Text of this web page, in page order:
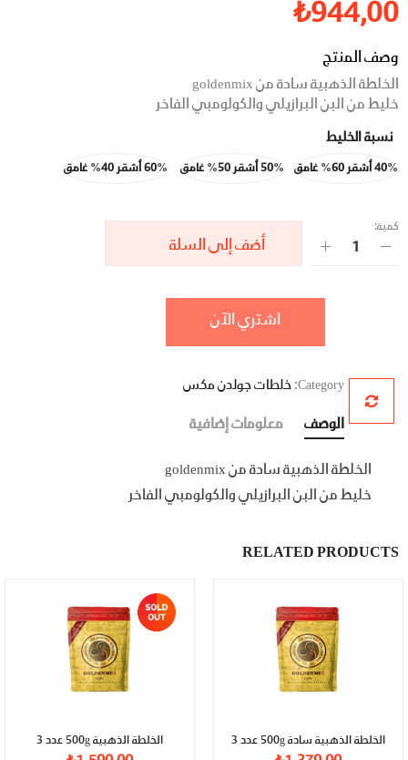
₺944,00
وصف المنتج
الخلطة الذهبية سادة من
خليط من البن البرازيلي والكولومبي الفاخر
نسبة الخليط
40% أشقر 60% غامق 50% أشقر 50% غامق 60% أشقر 40% غامق
كمية:
أضف إلى السلة
اشتري الآن
Category: خلطات جولدن مكس
الوصف معلومات إضافية
الخلطة الذهبية سادة من
خليط من البن البرازيلي والكولومبي الفاخر
RELATED PRODUCTS
الخلطة الذهبية 500g عدد 3 الخلطة الذهبية سادة 500g عدد 3